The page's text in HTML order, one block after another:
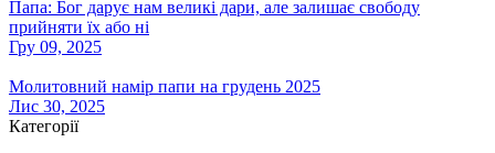
Папа: Бог дарує нам великі дари, але залишає свободу
прийняти їх або ні
Гру 09, 2025
Молитовний намір папи на грудень 2025
Лис 30, 2025
Категорії